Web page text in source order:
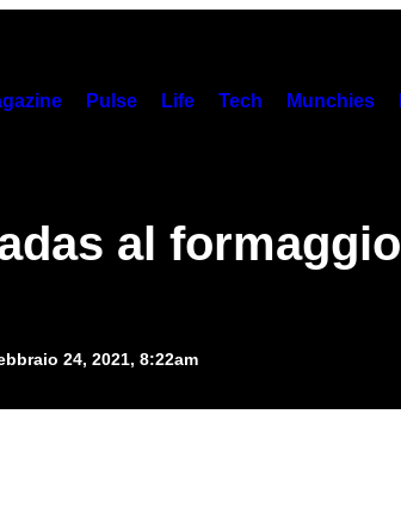
Pulse Life Tech Munchies
al formaggio
24, 2021, 8:22am